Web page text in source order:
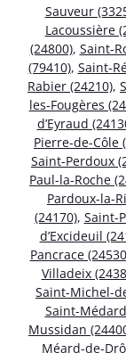
Sauveur
Lacoussière
(24800), Saint-
(79410), Saint-
Rabier (24210),
les-Fougères
d’Eyraud
Pierre-de-Côle
Saint-Perdoux
Paul-la-Roche
Pardoux-la-
(24170), Saint-
d’Excideuil
Pancrace
Villadeix
Saint-Michel-
Saint-
Mussidan
Méard-de-